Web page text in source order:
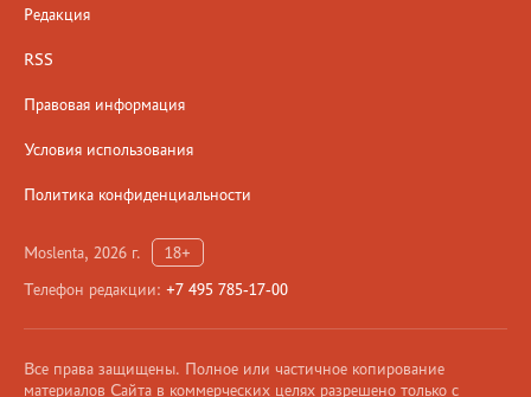
Редакция
RSS
Правовая информация
Условия использования
Политика конфиденциальности
Moslenta, 2026 г.
18+
Телефон редакции: +7 495 785-17-00
Все права защищены. Полное или частичное копирование
материалов Сайта в коммерческих целях разрешено только с